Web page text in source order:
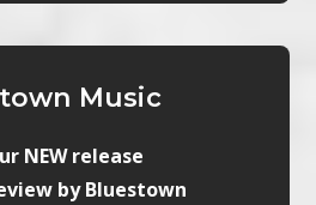
Music
NEW release
by Bluestown